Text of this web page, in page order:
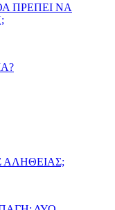
ΠΡΕΠΕΙ ΝΑ
ΑΛΗΘΕΙΑΣ;